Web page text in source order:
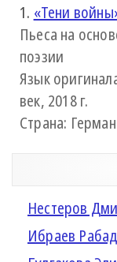
1. «Тени
Пьеса на
поэзии
Язык
век, 2018 г.
Страна:
Нестеров
Ибраев